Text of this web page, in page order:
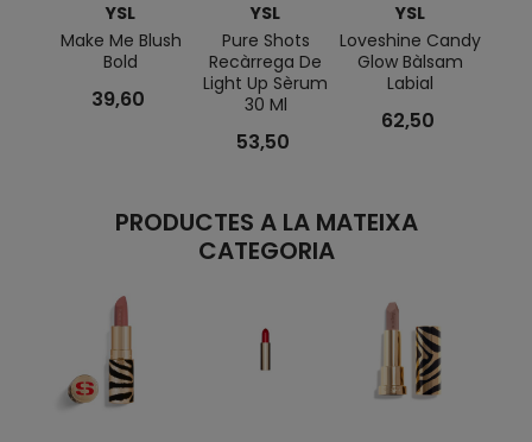
YSL
Make Me Blush
Bold
39,60
YSL
Pure Shots
Recàrrega De
Light Up Sèrum
30 Ml
53,50
YSL
Loveshine Candy
Glow Bàlsam
Labial
62,50
PRODUCTES A LA MATEIXA
CATEGORIA